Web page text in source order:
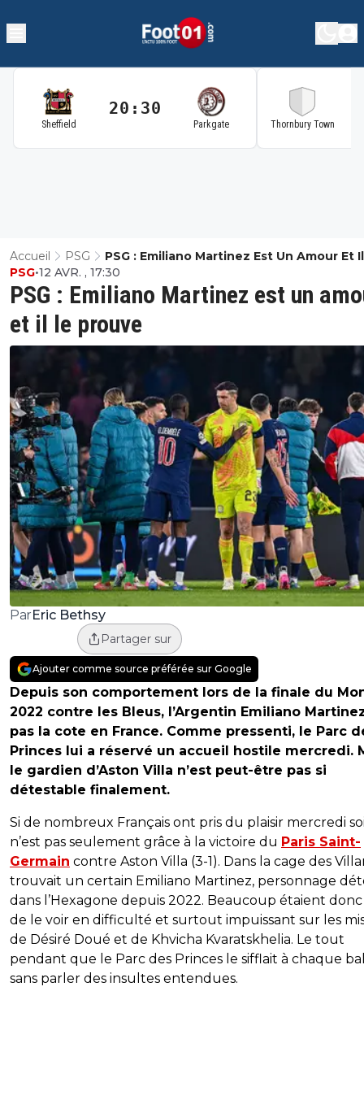
Sheffield
20:30
Parkgate Thornbury Town
Accueil PSG
PSG : Emiliano Martinez Est Un Amour Et
Prouve
PSG : Emiliano Martinez est un
et il le prouve
PSG•12 AVR. , 17:30
ParEric Bethsy
Partager sur
Ajouter comme source préférée sur Google
Depuis son comportement lors de la finale du
2022 contre les Bleus, l’Argentin Emiliano Martinez
pas la cote en France. Comme pressenti, le Parc
Princes lui a réservé un accueil hostile mercredi.
le gardien d’Aston Villa n’est peut-être pas si
détestable finalement.
Si de nombreux Français ont pris du plaisir mercredi
n’est pas seulement grâce à la victoire du Paris Saint-
Germain contre Aston Villa (3-1). Dans la cage des
trouvait un certain Emiliano Martinez, personnage
dans l’Hexagone depuis 2022. Beaucoup étaient donc
de le voir en difficulté et surtout impuissant sur les
de Désiré Doué et de Khvicha Kvaratskhelia. Le tout
pendant que le Parc des Princes le sifflait à chaque
sans parler des insultes entendues.